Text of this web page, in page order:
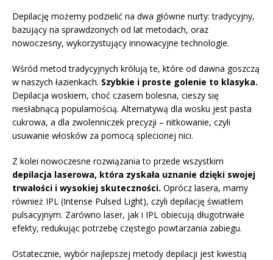
Depilację możemy podzielić na dwa główne nurty: tradycyjny,
bazujący na sprawdzonych od lat metodach, oraz
nowoczesny, wykorzystujący innowacyjne technologie.
Wśród metod tradycyjnych królują te, które od dawna goszczą
w naszych łazienkach. Szybkie i proste golenie to klasyka.
Depilacja woskiem, choć czasem bolesna, cieszy się
niesłabnącą popularnością. Alternatywą dla wosku jest pasta
cukrowa, a dla zwolenniczek precyzji – nitkowanie, czyli
usuwanie włosków za pomocą splecionej nici.
Z kolei nowoczesne rozwiązania to przede wszystkim
depilacja laserowa, która zyskała uznanie dzięki swojej
trwałości i wysokiej skuteczności. Oprócz lasera, mamy
również IPL (Intense Pulsed Light), czyli depilację światłem
pulsacyjnym. Zarówno laser, jak i IPL obiecują długotrwałe
efekty, redukując potrzebę częstego powtarzania zabiegu.
Ostatecznie, wybór najlepszej metody depilacji jest kwestią